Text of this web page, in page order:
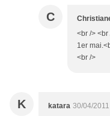
C
<br />
1er
<br />
K katara 30/04/